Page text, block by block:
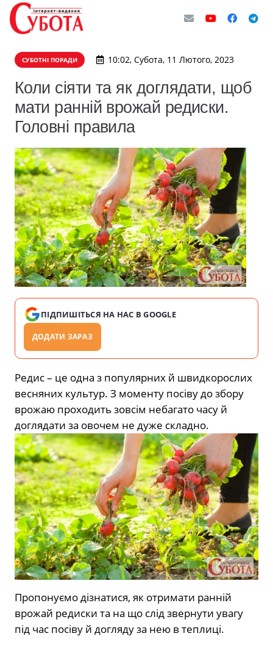
СУБОТНІ ПОРАДИ 10:02, Субота, 11 Лютого, 2023
Коли сіяти та як доглядати, щоб
мати ранній врожай редиски.
Головні правила
ПІДПИШІТЬСЯ НА НАС В GOOGLE
ДОДАТИ ЗАРАЗ
Редис – це одна з популярних й швидкорослих
весняних культур. З моменту посіву до збору
врожаю проходить зовсім небагато часу й
доглядати за овочем не дуже складно.
Пропонуємо дізнатися, як отримати ранній
врожай редиски та на що слід звернути увагу
під час посіву й догляду за нею в теплиці.